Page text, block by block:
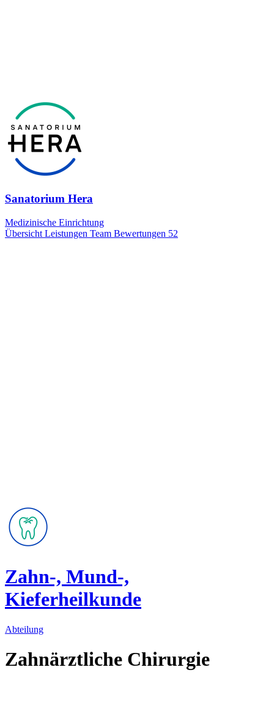
Sanatorium Hera
Medizinische Einrichtung
Übersicht Leistungen Team Bewertungen 52
Zahn-, Mund-,
Kieferheilkunde
Abteilung
Zahnärztliche Chirurgie